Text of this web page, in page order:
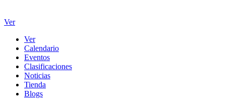
Ver
Ver
Calendario
Eventos
Clasificaciones
Noticias
Tienda
Blogs